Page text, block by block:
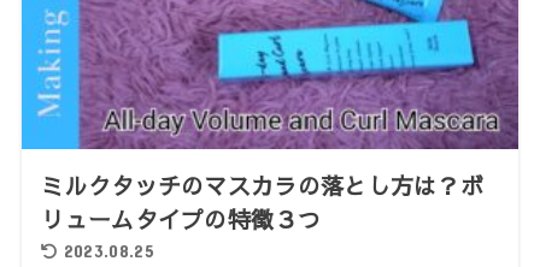
ミルクタッチのマスカラの落とし方は？ボ
リュームタイプの特徴３つ
2023.08.25